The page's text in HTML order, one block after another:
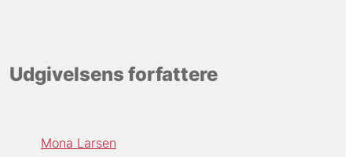
Udgivelsens forfattere
Mona Larsen